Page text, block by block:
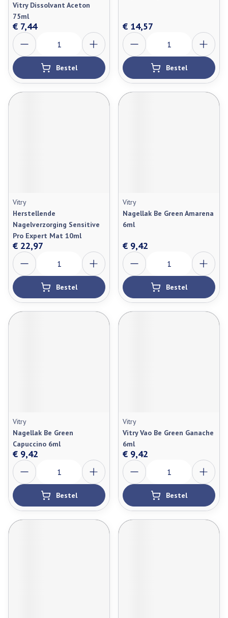
Vitry Dissolvant Aceton
75ml
€ 7,44
Aantal
Bestel
€ 14,57
Aantal
Bestel
Vitry
Herstellende
Nagelverzorging Sensitive
Pro Expert Mat 10ml
€ 22,97
Aantal
Bestel
Vitry
Nagellak Be Green Amarena
6ml
€ 9,42
Aantal
Bestel
Vitry
Nagellak Be Green
Capuccino 6ml
€ 9,42
Aantal
Bestel
Vitry
Vitry Vao Be Green Ganache
6ml
€ 9,42
Aantal
Bestel